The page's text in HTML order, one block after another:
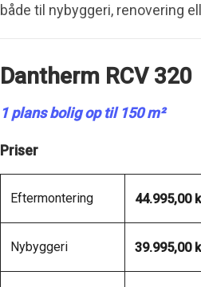
både til nybyggeri, renovering
Dantherm RCV 320
1 plans bolig op til 150 m²
Priser
Eftermontering 44.995,00
Nybyggeri 39.995,00